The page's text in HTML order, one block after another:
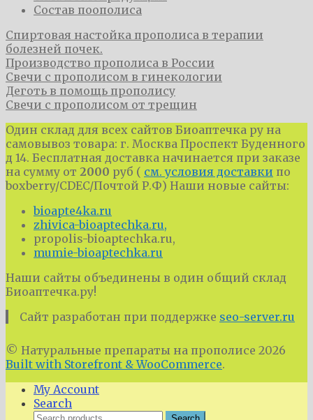
Состав поополиса
​Спиртовая настойка прополиса в терапии
болезней почек.
Производство прополиса в России
Свечи с прополисом в гинекологии
Деготь в помощь прополису
​Свечи с прополисом от трещин
Один склад для всех сайтов Биоаптечка ру на
самовывоз товара: г. Москва Проспект Буденного
д 14. Бесплатная доставка начинается при заказе
на сумму от 2000 руб ( см. условия доставки по
boxberry/CDEC/Почтой Р.Ф) Наши новые сайты:
bioapte4ka.ru
zhivica-bioaptechka.ru,
propolis-bioaptechka.ru,
mumie-bioaptechka.ru
Наши сайты объединены в один общий склад
Биоаптечка.ру!
Сайт разработан при поддержке seo-server.ru
© Натуральные препараты на прополисе 2026
Built with Storefront & WooCommerce.
My Account
Search
Search